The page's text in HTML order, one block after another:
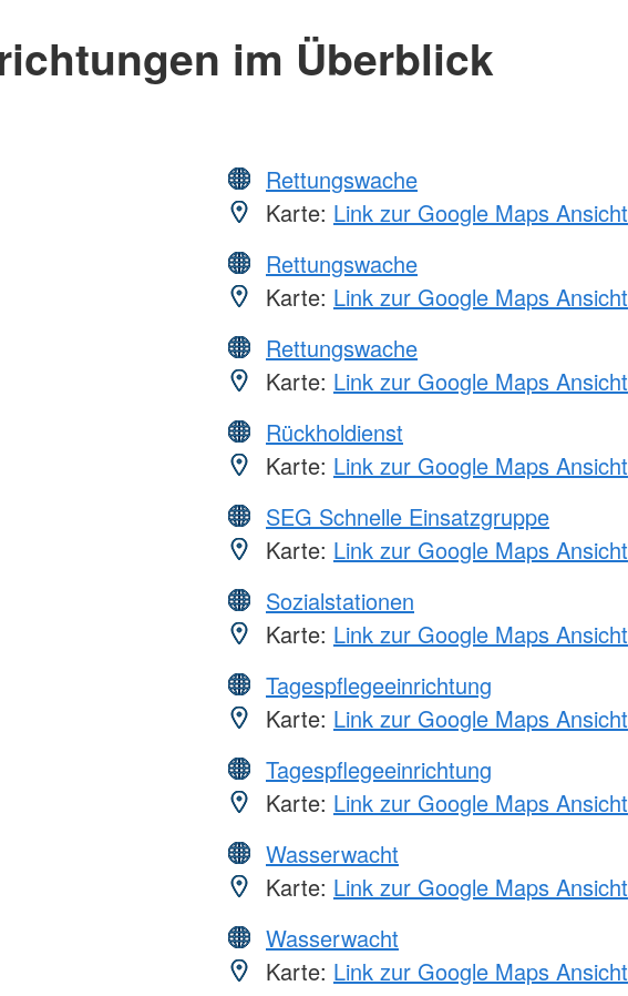
im Überblick
Rettungswache
Karte: Link zur Google Maps Ansicht
Rettungswache
Karte: Link zur Google Maps Ansicht
Rettungswache
Karte: Link zur Google Maps Ansicht
Rückholdienst
Karte: Link zur Google Maps Ansicht
SEG Schnelle Einsatzgruppe
Karte: Link zur Google Maps Ansicht
Sozialstationen
Karte: Link zur Google Maps Ansicht
Tagespflegeeinrichtung
Karte: Link zur Google Maps Ansicht
Tagespflegeeinrichtung
Karte: Link zur Google Maps Ansicht
Wasserwacht
Karte: Link zur Google Maps Ansicht
Wasserwacht
Karte: Link zur Google Maps Ansicht